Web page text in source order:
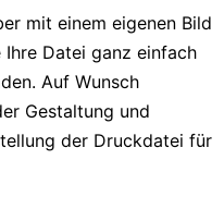
mit einem eigenen Bild
Datei ganz einfach
Auf Wunsch
Gestaltung und
der Druckdatei für